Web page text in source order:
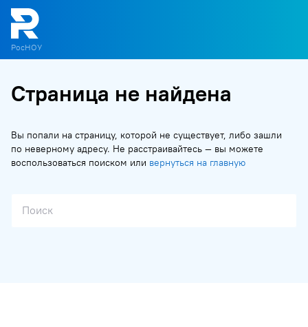
О П Д М К
РосНОУ
Страница не найдена
Вы попали на страницу, которой не существует, либо зашли
по неверному адресу. Не расстраивайтесь — вы можете
воспользоваться поиском или вернуться на главную